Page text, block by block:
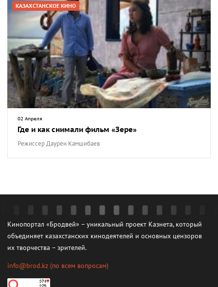
КАЗАХСТАНСКОЕ КИНО
02 Апреля
Где и как снимали фильм «Зере»
Режиссер Даурен Камшибаев
Кинопортал «Бродвей» – уникальный проект Казнета, который
объединяет казахстанских кинодеятелей и основных цензоров
их творчества – зрителей.
info@brod.kz (по всем вопросам)